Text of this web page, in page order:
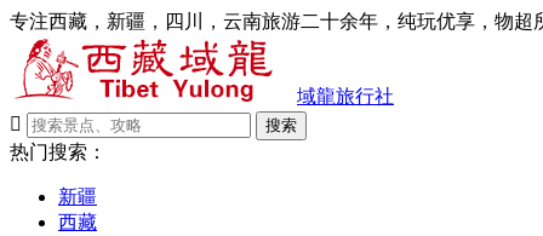
专注西藏，新疆，四川，云南旅游二十余年，纯玩优享，物超
域龍旅行社

搜索
热门搜索：
新疆
西藏